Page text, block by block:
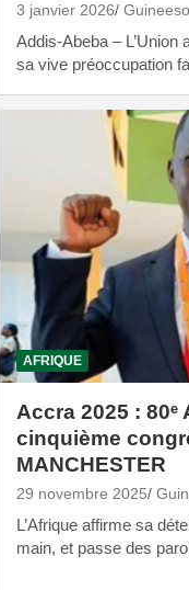
3 janvier 2026
Addis-Abeba – L’Union
sa vive préoccupation
AFRIQUE
Accra 2025 :
cinquième
MANCHESTER
29 novembre 2025
L’Afrique affirme sa
main, et passe des